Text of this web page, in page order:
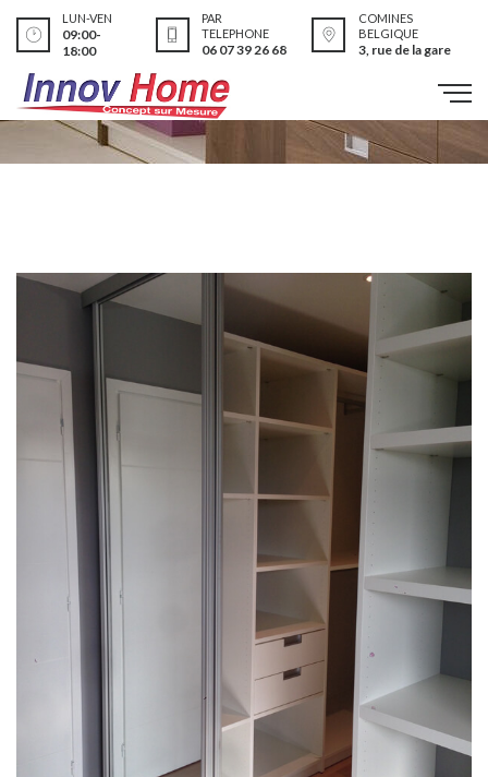
LUN-VEN
09:00-
18:00
PAR
TELEPHONE
06 07 39 26 68
COMINES
BELGIQUE
3, rue de la gare
Réalisations